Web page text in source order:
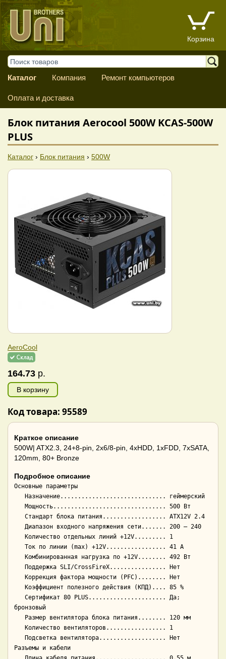
Корзина
Каталог Компания Ремонт компьютеров
Оплата и доставка
Блок питания Aerocool 500W KCAS-500W
PLUS
Каталог › Блок питания › 500W
AeroCool
164.73 р.
В корзину
Код товара: 95589
Краткое описание
500W| ATX2.3, 24+8-pin, 2x6/8-pin, 4xHDD, 1xFDD, 7xSATA,
120mm, 80+ Bronze
Подробное описание
Основные параметры
бронзовый
Разъемы и кабели